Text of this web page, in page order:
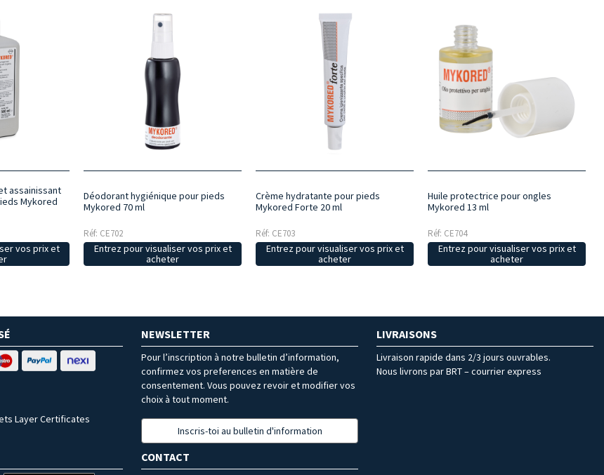
assainissant
Mykored
vos prix et
Déodorant hygiénique pour pieds
Mykored 70 ml
Réf: CE702
Entrez pour visualiser vos prix et
acheter
Crème hydratante pour pieds
Mykored Forte 20 ml
Réf: CE703
Entrez pour visualiser vos prix et
acheter
Huile protectrice pour ongles
Mykored 13 ml
Réf: CE704
Entrez pour visualiser vos prix et
acheter
Layer Certificates
NEWSLETTER
Pour l’inscription à notre bulletin d’information,
confirmez vos preferences en matière de
consentement. Vous pouvez revoir et modifier vos
choix à tout moment.
Inscris-toi au bulletin d'information
LIVRAISONS
Livraison rapide dans 2/3 jours ouvrables.
Nous livrons par BRT – courrier express
CONTACT